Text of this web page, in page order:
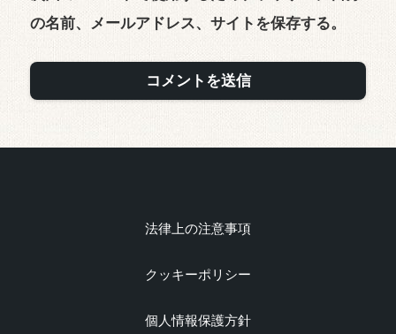
の名前、メールアドレス、サイトを保存する。
法律上の注意事項
クッキーポリシー
個人情報保護方針